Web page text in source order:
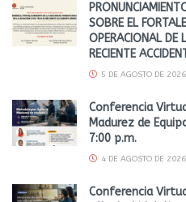
SOBRE EL
OPERACIONAL DE
RECIENTE
5 DE AGOSTO DE 2026
Conferencia
Madurez de
7:00 p.m.
4 DE AGOSTO DE 2026
Conferencia